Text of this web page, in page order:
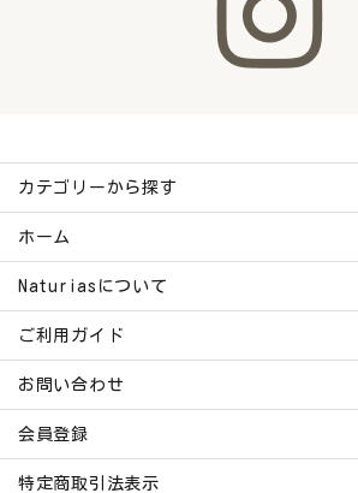
カテゴリーから探す
ホーム
Naturiasについて
ご利用ガイド
お問い合わせ
会員登録
特定商取引法表示